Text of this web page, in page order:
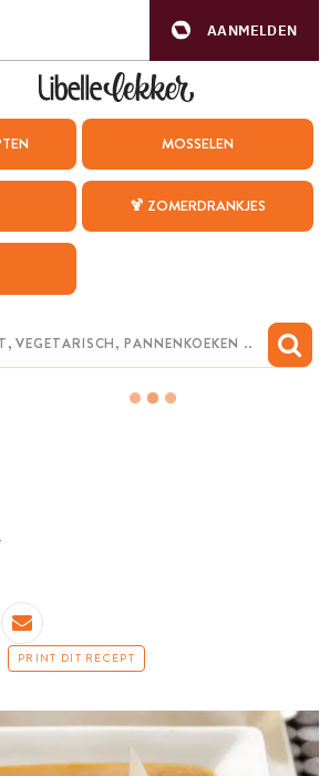
AANMELDEN
MOSSELEN
🍹 ZOMERDRANKJES
PRINT DIT RECEPT